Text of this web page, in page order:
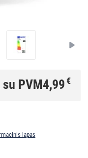
PVM4,99€
lapas